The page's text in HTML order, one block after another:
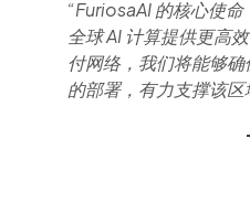
“FuriosaAI 的核心使
全球 AI 计算提供更高
付网络，我们将能够
的部署，有力支撑该